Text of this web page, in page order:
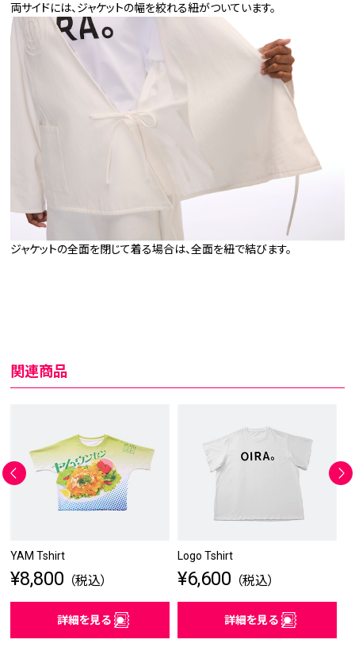
両サイドには、ジャケットの幅を絞れる紐がついています。
ジャケットの全面を閉じて着る場合は、全面を紐で結びます。
関連商品
YAM Tshirt
¥8,800 （税込）
詳細を見る
Logo Tshirt
¥6,600 （税込）
詳細を見る